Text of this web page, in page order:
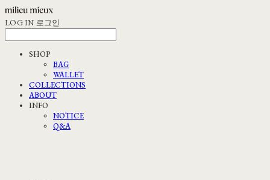
LOG IN 로그인
SHOP
BAG
WALLET
COLLECTIONS
ABOUT
INFO
NOTICE
Q&A